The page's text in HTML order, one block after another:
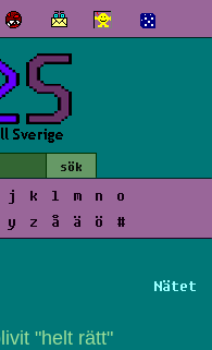
j k l m n
o
y z å ä ö #
Nätet
"helt rätt"